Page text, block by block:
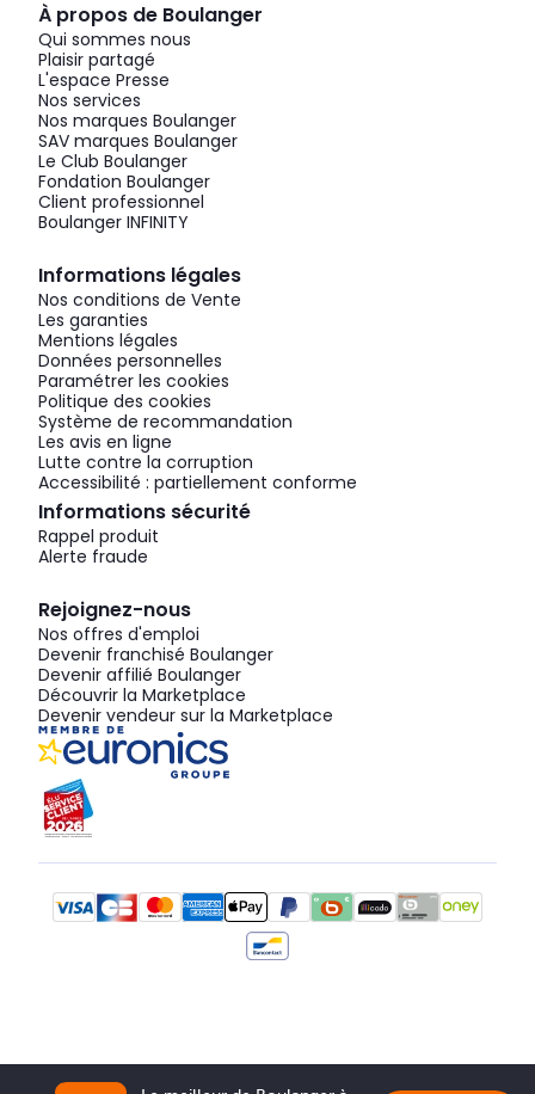
À propos de Boulanger
Qui sommes nous
Plaisir partagé
L'espace Presse
Nos services
Nos marques Boulanger
SAV marques Boulanger
Le Club Boulanger
Fondation Boulanger
Client professionnel
Boulanger INFINITY
Informations légales
Nos conditions de Vente
Les garanties
Mentions légales
Données personnelles
Paramétrer les cookies
Politique des cookies
Système de recommandation
Les avis en ligne
Lutte contre la corruption
Accessibilité : partiellement conforme
Informations sécurité
Rappel produit
Alerte fraude
Rejoignez-nous
Nos offres d'emploi
Devenir franchisé Boulanger
Devenir affilié Boulanger
Découvrir la Marketplace
Devenir vendeur sur la Marketplace